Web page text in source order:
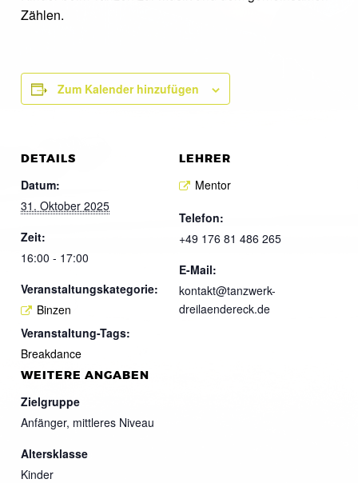
Zählen.
Zum Kalender hinzufügen
DETAILS
Datum:
31. Oktober 2025
Zeit:
16:00 - 17:00
Veranstaltungskategorie:
Binzen
Veranstaltung-Tags:
Breakdance
LEHRER
Mentor
Telefon:
+49 176 81 486 265
E-Mail:
kontakt@tanzwerk-
dreilaendereck.de
WEITERE ANGABEN
Zielgruppe
Anfänger, mittleres Niveau
Altersklasse
Kinder